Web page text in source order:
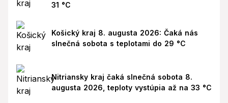
31 °C
Košický kraj 8. augusta 2026: Čaká nás
slnečná sobota s teplotami do 29 °C
Nitriansky kraj čaká slnečná sobota 8.
augusta 2026, teploty vystúpia až na 33 °C